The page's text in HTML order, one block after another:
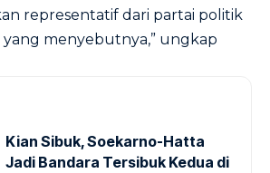
representatif dari partai politik
menyebutnya,” ungkap
Kian Sibuk, Soekarno-Hatta
Jadi Bandara Tersibuk Kedua di